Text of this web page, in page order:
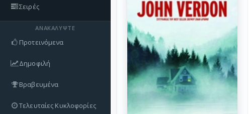
Σειρές
ΑΝΑΚΑΛΎΨΤΕ
Προτεινόμενα
Δημοφιλή
Βραβευμένα
Τελευταίες Κυκλοφορίες